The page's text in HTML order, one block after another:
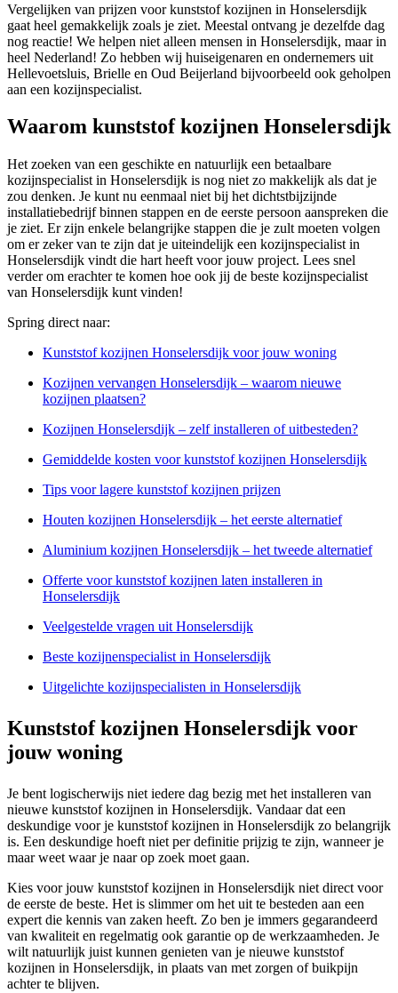
Vergelijken van prijzen voor kunststof kozijnen in Honselersdijk
gaat heel gemakkelijk zoals je ziet. Meestal ontvang je dezelfde dag
nog reactie! We helpen niet alleen mensen in Honselersdijk, maar in
heel Nederland! Zo hebben wij huiseigenaren en ondernemers uit
Hellevoetsluis, Brielle en Oud Beijerland bijvoorbeeld ook geholpen
aan een kozijnspecialist.
Waarom kunststof kozijnen Honselersdijk
Het zoeken van een geschikte en natuurlijk een betaalbare
kozijnspecialist in Honselersdijk is nog niet zo makkelijk als dat je
zou denken. Je kunt nu eenmaal niet bij het dichtstbijzijnde
installatiebedrijf binnen stappen en de eerste persoon aanspreken die
je ziet. Er zijn enkele belangrijke stappen die je zult moeten volgen
om er zeker van te zijn dat je uiteindelijk een kozijnspecialist in
Honselersdijk vindt die hart heeft voor jouw project. Lees snel
verder om erachter te komen hoe ook jij de beste kozijnspecialist
van Honselersdijk kunt vinden!
Spring direct naar:
Kunststof kozijnen Honselersdijk voor jouw woning
Kozijnen vervangen Honselersdijk – waarom nieuwe
kozijnen plaatsen?
Kozijnen Honselersdijk – zelf installeren of uitbesteden?
Gemiddelde kosten voor kunststof kozijnen Honselersdijk
Tips voor lagere kunststof kozijnen prijzen
Houten kozijnen Honselersdijk – het eerste alternatief
Aluminium kozijnen Honselersdijk – het tweede alternatief
Offerte voor kunststof kozijnen laten installeren in
Honselersdijk
Veelgestelde vragen uit Honselersdijk
Beste kozijnenspecialist in Honselersdijk
Uitgelichte kozijnspecialisten in Honselersdijk
Kunststof kozijnen Honselersdijk voor
jouw woning
Je bent logischerwijs niet iedere dag bezig met het installeren van
nieuwe kunststof kozijnen in Honselersdijk. Vandaar dat een
deskundige voor je kunststof kozijnen in Honselersdijk zo belangrijk
is. Een deskundige hoeft niet per definitie prijzig te zijn, wanneer je
maar weet waar je naar op zoek moet gaan.
Kies voor jouw kunststof kozijnen in Honselersdijk niet direct voor
de eerste de beste. Het is slimmer om het uit te besteden aan een
expert die kennis van zaken heeft. Zo ben je immers gegarandeerd
van kwaliteit en regelmatig ook garantie op de werkzaamheden. Je
wilt natuurlijk juist kunnen genieten van je nieuwe kunststof
kozijnen in Honselersdijk, in plaats van met zorgen of buikpijn
achter te blijven.